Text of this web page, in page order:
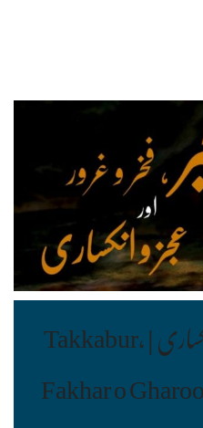
تکّبر،فخرو غرور اور عجز و انکساری | Takkabur,
Fakhar o